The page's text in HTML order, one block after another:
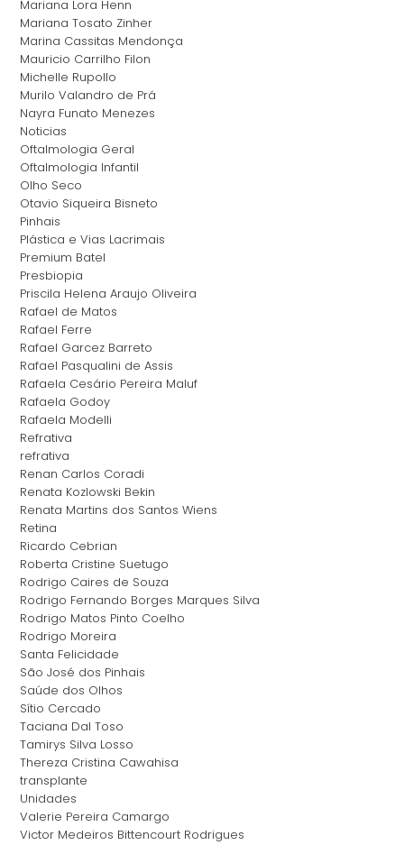
Mariana Lora Henn
Mariana Tosato Zinher
Marina Cassitas Mendonça
Mauricio Carrilho Filon
Michelle Rupollo
Murilo Valandro de Prá
Nayra Funato Menezes
Noticias
Oftalmologia Geral
Oftalmologia Infantil
Olho Seco
Otavio Siqueira Bisneto
Pinhais
Plástica e Vias Lacrimais
Premium Batel
Presbiopia
Priscila Helena Araujo Oliveira
Rafael de Matos
Rafael Ferre
Rafael Garcez Barreto
Rafael Pasqualini de Assis
Rafaela Cesário Pereira Maluf
Rafaela Godoy
Rafaela Modelli
Refrativa
refrativa
Renan Carlos Coradi
Renata Kozlowski Bekin
Renata Martins dos Santos Wiens
Retina
Ricardo Cebrian
Roberta Cristine Suetugo
Rodrigo Caires de Souza
Rodrigo Fernando Borges Marques Silva
Rodrigo Matos Pinto Coelho
Rodrigo Moreira
Santa Felicidade
São José dos Pinhais
Saúde dos Olhos
Sítio Cercado
Taciana Dal Toso
Tamirys Silva Losso
Thereza Cristina Cawahisa
transplante
Unidades
Valerie Pereira Camargo
Victor Medeiros Bittencourt Rodrigues